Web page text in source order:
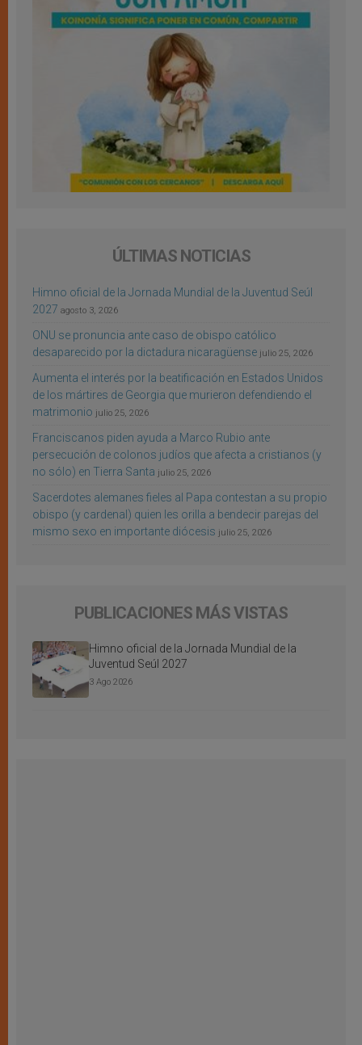
ÚLTIMAS NOTICIAS
Himno oficial de la Jornada Mundial de la Juventud Seúl
2027 agosto 3, 2026
ONU se pronuncia ante caso de obispo católico
desaparecido por la dictadura nicaragüense julio 25, 2026
Aumenta el interés por la beatificación en Estados Unidos
de los mártires de Georgia que murieron defendiendo el
matrimonio julio 25, 2026
Franciscanos piden ayuda a Marco Rubio ante
persecución de colonos judíos que afecta a cristianos (y
no sólo) en Tierra Santa julio 25, 2026
Sacerdotes alemanes fieles al Papa contestan a su propio
obispo (y cardenal) quien les orilla a bendecir parejas del
mismo sexo en importante diócesis julio 25, 2026
PUBLICACIONES MÁS VISTAS
Himno oficial de la Jornada Mundial de la
Juventud Seúl 2027
3 Ago 2026